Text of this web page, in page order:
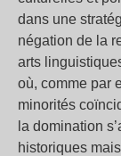
dans une
négation de la
arts
où, comme par
minorités
la domination
historiques